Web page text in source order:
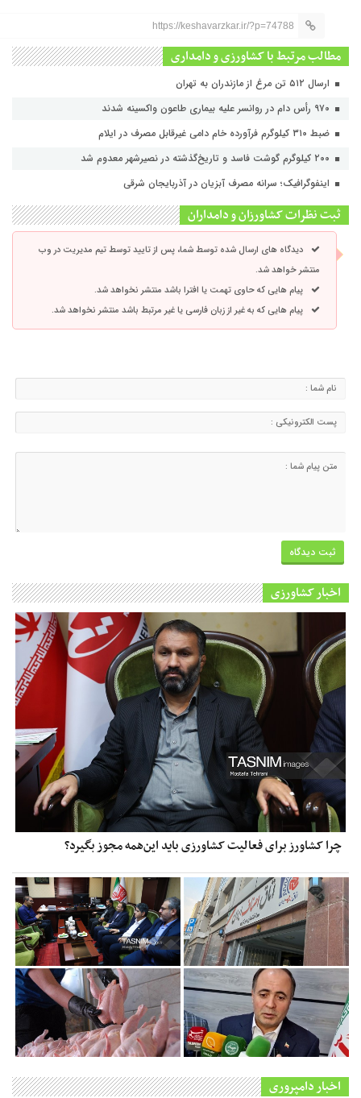
https://keshavarzkar.ir/?p=74788
مطالب مرتبط با کشاورزی و دامداری
ارسال ۵۱۲ تن مرغ از مازندران به تهران
ضبط ۳۱۰ کیلوگرم فرآورده خام دامی غیرقابل مصرف در ایلام
اینفوگرافیک؛ سرانه مصرف آبزیان در آذربایجان شرقی
ثبت نظرات کشاورزان و دامداران
دیدگاه های ارسال شده توسط شما، پس از تایید توسط تیم مدیریت در وب
منتشر خواهد شد.
پیام هایی که حاوی تهمت یا افترا باشد منتشر نخواهد شد.
پیام هایی که به غیر از زبان فارسی یا غیر مرتبط باشد منتشر نخواهد شد.
اخبار کشاورزی
چرا کشاورز برای فعالیت کشاورزی باید این‌همه مجوز بگیرد؟
اخبار دامپروری